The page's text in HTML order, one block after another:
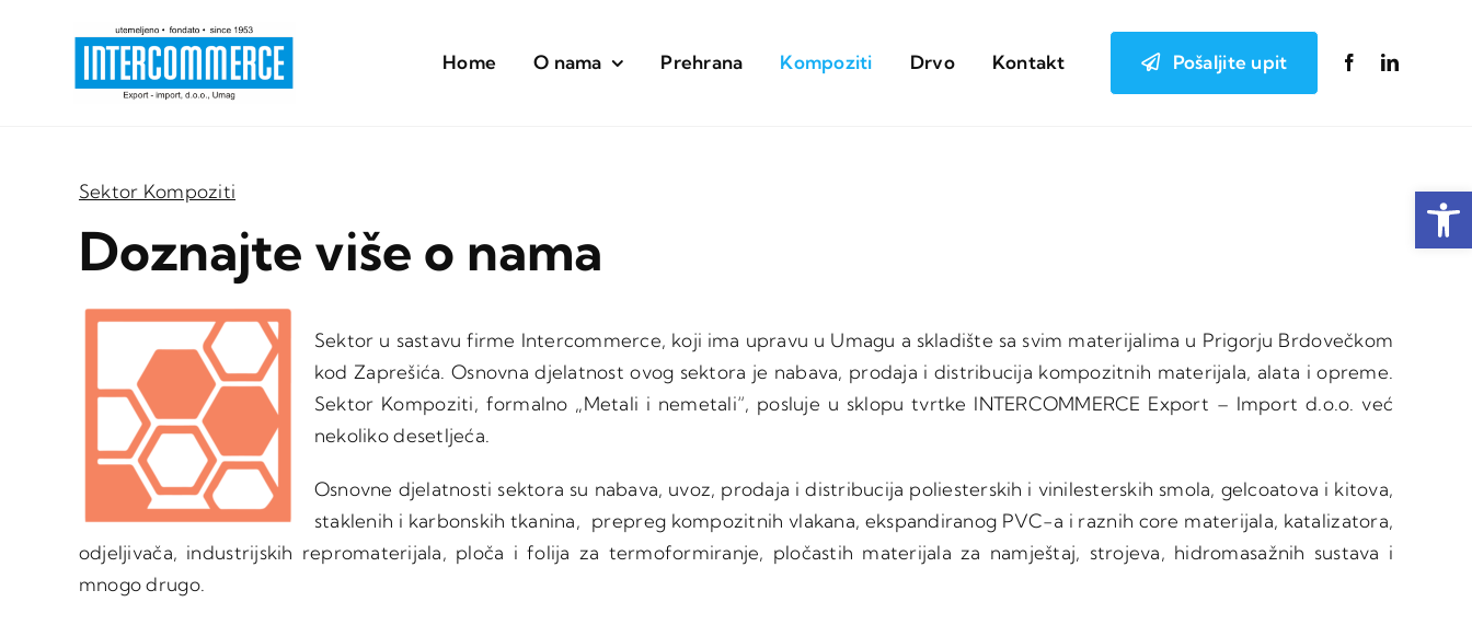
Home O nama Prehrana Kompoziti Drvo Kontakt Pošaljite upit
Sektor Kompoziti
Doznajte više o nama
Sektor u sastavu firme Intercommerce, koji ima upravu u Umagu a skladište sa svim materijalima u Prigorju Brdovečkom
kod Zaprešića. Osnovna djelatnost ovog sektora je nabava, prodaja i distribucija kompozitnih materijala, alata i opreme.
Sektor Kompoziti, formalno „Metali i nemetali“, posluje u sklopu tvrtke INTERCOMMERCE Export – Import d.o.o. već
nekoliko desetljeća.
Osnovne djelatnosti sektora su nabava, uvoz, prodaja i distribucija poliesterskih i vinilesterskih smola, gelcoatova i kitova,
staklenih i karbonskih tkanina, prepreg kompozitnih vlakana, ekspandiranog PVC-a i raznih core materijala, katalizatora,
odjeljivača, industrijskih repromaterijala, ploča i folija za termoformiranje, pločastih materijala za namještaj, strojeva, hidromasažnih sustava i
mnogo drugo.